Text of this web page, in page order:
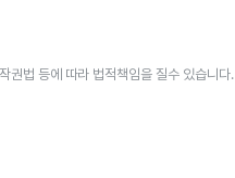
권법 등에 따라 법적책임을 질수 있습니다.